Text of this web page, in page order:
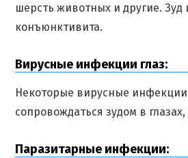
шерсть животных и другие.
конъюнктивита.
Вирусные инфекции глаз:
Некоторые вирусные
сопровождаться зудом в
Паразитарные инфекции: